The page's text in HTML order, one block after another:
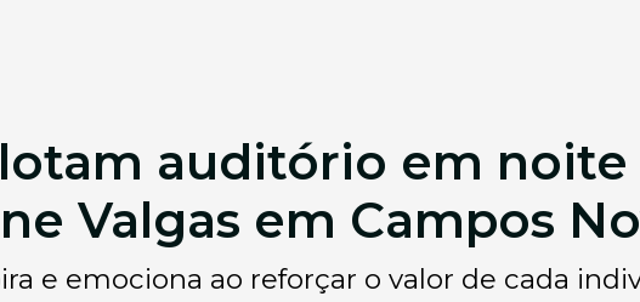
auditório em noite
Valgas em Campos
e emociona ao reforçar o valor de cada